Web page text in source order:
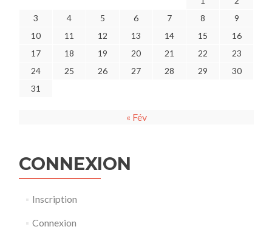
3
4 5 6 7 8
9
10
11 12 13 14 15
16
17
18 19 20 21 22
23
24
25 26 27 28 29
30
31
« Fév
CONNEXION
Inscription
Connexion